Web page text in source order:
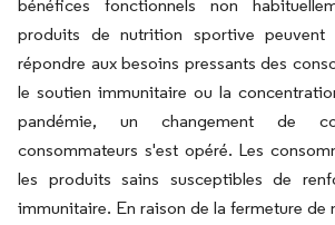
bénéfices fonctionnels non
produits de nutrition sportive peuvent
répondre aux besoins pressants des
le soutien immunitaire ou la
pandémie, un changement de
consommateurs s'est opéré. Les
les produits sains susceptibles de
immunitaire. En raison de la fermeture de